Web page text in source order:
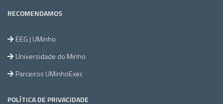
RECOMENDAMOS
EEG | UMinho
Universidade do Minho
Parceiros UMinhoExec
POLÍTICA DE PRIVACIDADE